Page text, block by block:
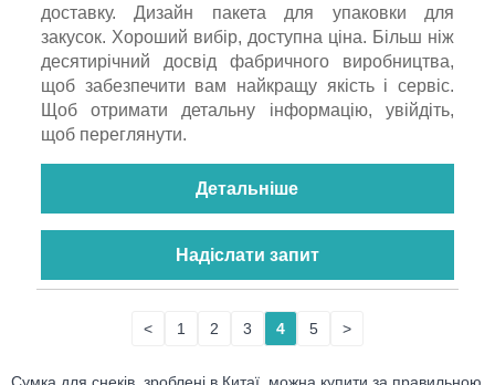
доставку. Дизайн пакета для упаковки для
закусок. Хороший вибір, доступна ціна. Більш ніж
десятирічний досвід фабричного виробництва,
щоб забезпечити вам найкращу якість і сервіс.
Щоб отримати детальну інформацію, увійдіть,
щоб переглянути.
Детальніше
Надіслати запит
< 1 2 3 4 5 >